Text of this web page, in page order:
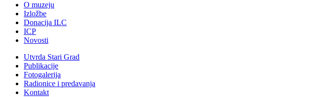
O muzeju
Izložbe
Donacija ILC
ICP
Novosti
Utvrda Stari Grad
Publikacije
Fotogalerija
Radionice i predavanja
Kontakt